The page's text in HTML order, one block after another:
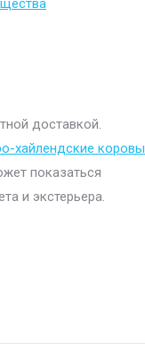
доставкой.
хайлендские коровы
показаться
и экстерьера.